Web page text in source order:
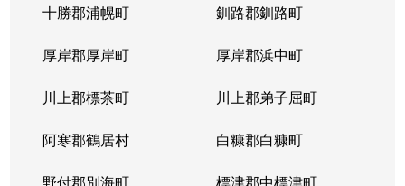
十勝郡浦幌町 釧路郡釧路町
厚岸郡厚岸町 厚岸郡浜中町
川上郡標茶町 川上郡弟子屈町
阿寒郡鶴居村 白糠郡白糠町